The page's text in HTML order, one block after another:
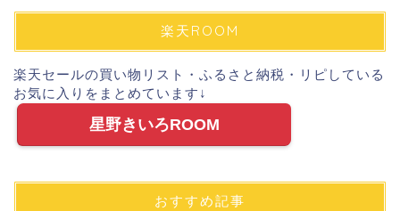
楽天ROOM
楽天セールの買い物リスト・ふるさと納税・リピしている
お気に入りをまとめています↓
星野きいろROOM
おすすめ記事